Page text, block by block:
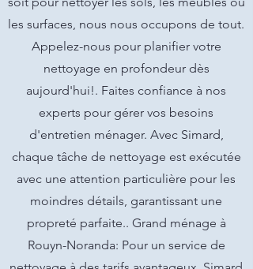
les surfaces, nous nous occupons de tout.
Appelez-nous pour planifier votre
nettoyage en profondeur dès
aujourd'hui!. Faites confiance à nos
experts pour gérer vos besoins
d'entretien ménager. Avec Simard,
chaque tâche de nettoyage est exécutée
avec une attention particulière pour les
moindres détails, garantissant une
propreté parfaite.. Grand ménage à
Rouyn-Noranda: Pour un service de